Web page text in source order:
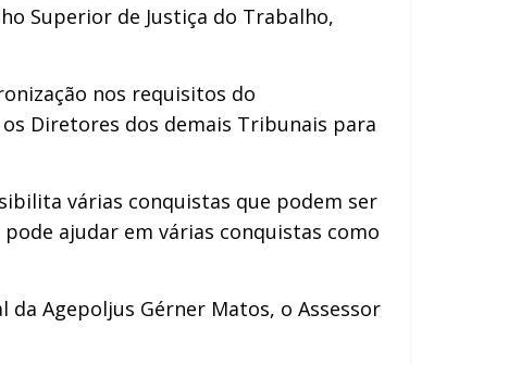
Superior de Justiça do Trabalho,
nos requisitos do
Diretores dos demais Tribunais para
várias conquistas que podem ser
ajudar em várias conquistas como
Agepoljus Gérner Matos, o Assessor